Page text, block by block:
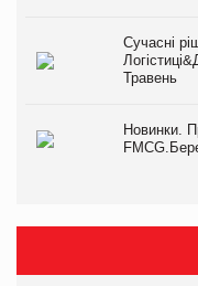
Сучасні
Травень
Новинки.